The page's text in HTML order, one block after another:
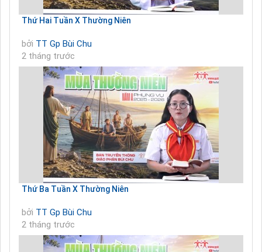
Thứ Hai Tuần X Thường Niên
bởi TT Gp Bùi Chu
2 tháng trước
Thứ Ba Tuần X Thường Niên
bởi TT Gp Bùi Chu
2 tháng trước